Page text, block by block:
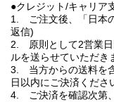
●クレジット/キャリア
1. ご注文後、「日本
返信)
2. 原則として2営業日
ルを送らせていただき
3. 当方からの送料を
日以内にご決済くださ
4. ご決済を確認次第